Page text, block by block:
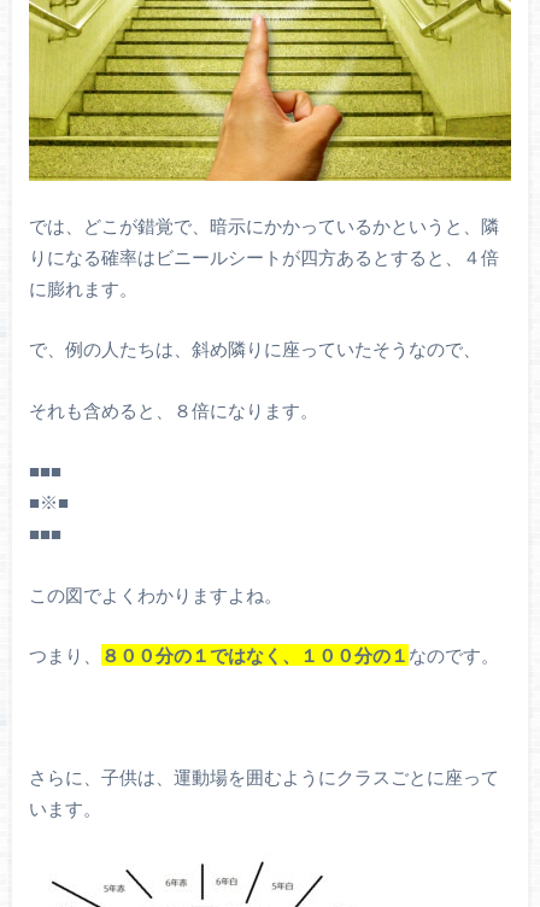
では、どこが錯覚で、暗示にかかっているかというと、隣
りになる確率はビニールシートが四方あるとすると、４倍
に膨れます。
で、例の人たちは、斜め隣りに座っていたそうなので、
それも含めると、８倍になります。
■■■
■※■
■■■
この図でよくわかりますよね。
つまり、 ８００分の１ではなく、１００分の１ なのです。
さらに、子供は、運動場を囲むようにクラスごとに座って
います。